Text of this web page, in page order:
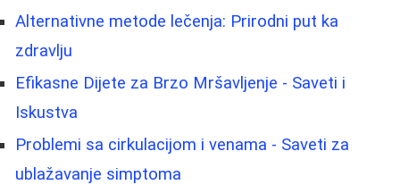
Alternativne metode lečenja: Prirodni put ka
zdravlju
Efikasne Dijete za Brzo Mršavljenje - Saveti i
Iskustva
Problemi sa cirkulacijom i venama - Saveti za
ublažavanje simptoma